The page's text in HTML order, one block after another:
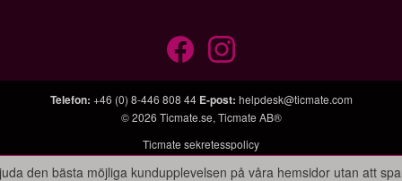
Telefon: +46 (0) 8-446 808 44 E-post: helpdesk@ticmate.com
© 2026 Ticmate.se, Ticmate AB®
Ticmate sekretesspolicy
den bästa möjliga kundupplevelsen på våra hemsidor utan att